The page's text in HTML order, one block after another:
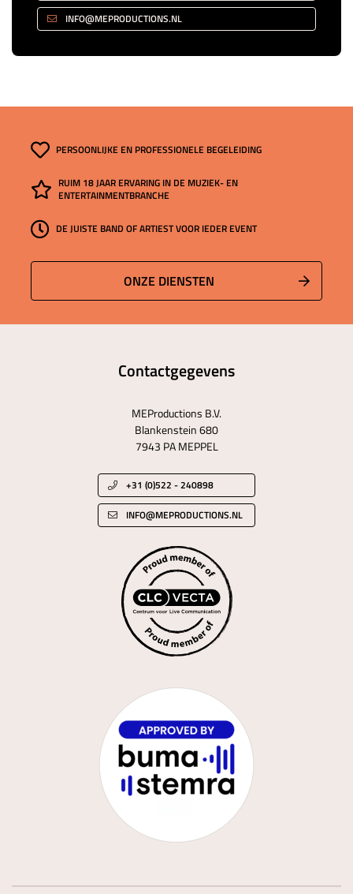
INFO@MEPRODUCTIONS.NL
PERSOONLIJKE EN PROFESSIONELE BEGELEIDING
RUIM 18 JAAR ERVARING IN DE MUZIEK- EN
ENTERTAINMENTBRANCHE
DE JUISTE BAND OF ARTIEST VOOR IEDER EVENT
ONZE DIENSTEN
Contactgegevens
MEProductions B.V.
Blankenstein 680
7943 PA MEPPEL
+31 (0)522 - 240898
INFO@MEPRODUCTIONS.NL